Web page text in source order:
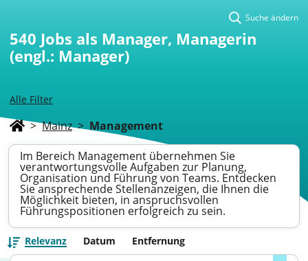
Alle Filter
Suche ändern
540 Jobs als Manager, Managerin
(engl.: Manager)
> Mainz > Management
Im Bereich Management übernehmen Sie
verantwortungsvolle Aufgaben zur Planung,
Organisation und Führung von Teams. Entdecken
Sie ansprechende Stellenanzeigen, die Ihnen die
Möglichkeit bieten, in anspruchsvollen
Führungspositionen erfolgreich zu sein.
Relevanz Datum Entfernung